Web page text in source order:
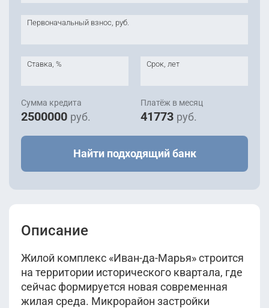
Первоначальный взнос, руб.
Ставка, % Срок, лет
Сумма кредита
2500000 руб.
Платёж в месяц
41773 руб.
Найти подходящий банк
Описание
Жилой комплекс «Иван-да-Марья» строится
на территории исторического квартала, где
сейчас формируется новая современная
жилая среда. Микрорайон застройки